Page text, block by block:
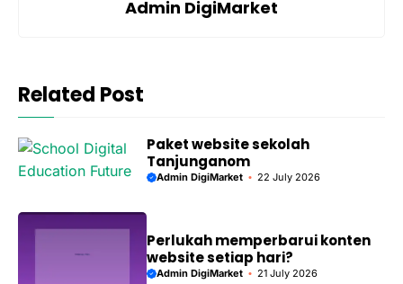
Admin DigiMarket
Related Post
Paket website sekolah
Tanjunganom
Admin DigiMarket 22 July 2026
Perlukah memperbarui konten
website setiap hari?
Admin DigiMarket 21 July 2026